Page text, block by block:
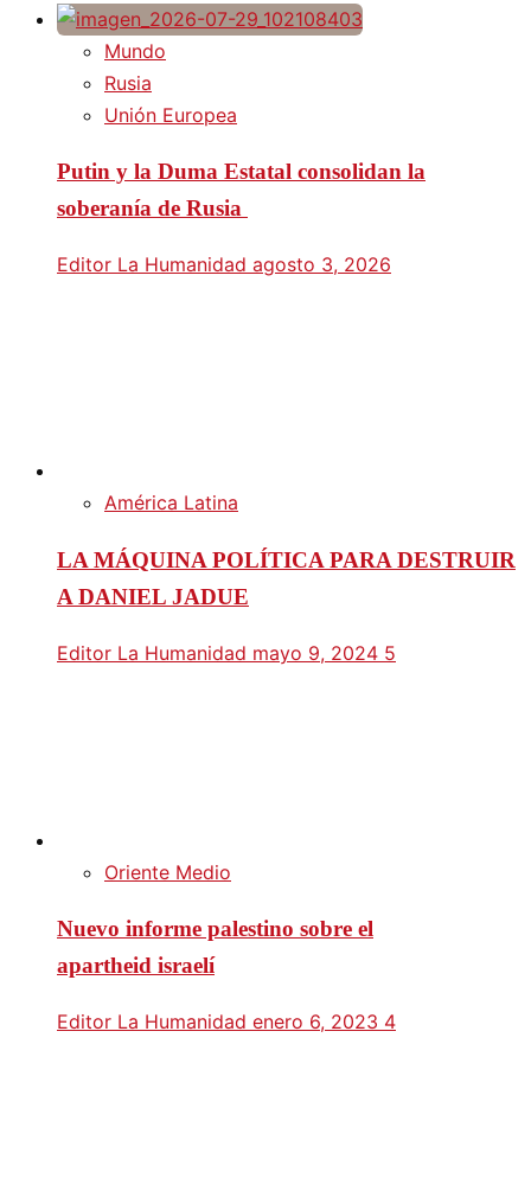
Mundo
Rusia
Unión Europea
Putin y la Duma Estatal consolidan la
soberanía de Rusia
Editor La Humanidad agosto 3, 2026
América Latina
LA MÁQUINA POLÍTICA PARA DESTRUIR
A DANIEL JADUE
Editor La Humanidad mayo 9, 2024 5
Oriente Medio
Nuevo informe palestino sobre el
apartheid israelí
Editor La Humanidad enero 6, 2023 4